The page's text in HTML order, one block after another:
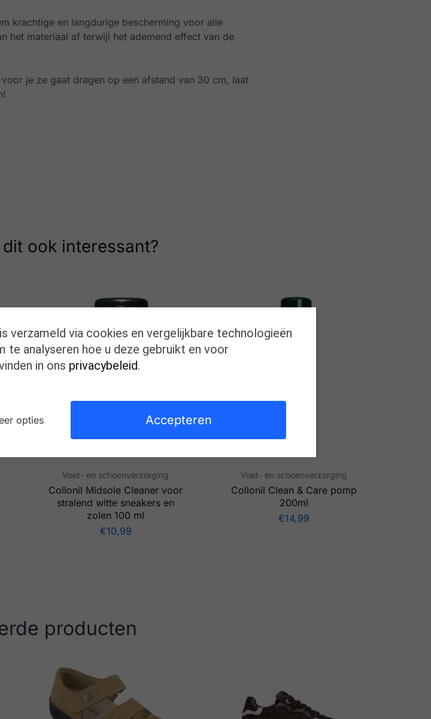
krachtige en langdurige bescherming voor alle
het materiaal af terwijl het ademend effect van de
je ze gaat dragen op een afstand van 30 cm, laat
ook interessant?
Voet- en schoenverzorging
Collonil Midsole Cleaner voor
stralend witte sneakers en
zolen 100 ml
€10,99
Voet- en schoenverzorging
Collonil Clean & Care pomp
200ml
€14,99
producten
verzameld via cookies en vergelijkbare technologieën
analyseren hoe u deze gebruikt en voor
in ons privacybeleid.
opties Accepteren